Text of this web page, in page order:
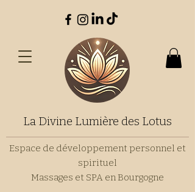
La Divine Lumière des Lotus
Espace de développement personnel et
spirituel
Massages et SPA en Bourgogne